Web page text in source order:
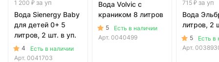
1 200 ₽ за уп
Вода Sienergy Baby
для детей 0+ 5
литров, 2 шт. в уп.
4
Есть в наличии
Арт. 0041703
Вода Volvic с
краником 8 литров
5
Есть в наличии
Арт. 0040499
715 ₽ за уп
Вода
литров, 2
5
Есть в
Арт.